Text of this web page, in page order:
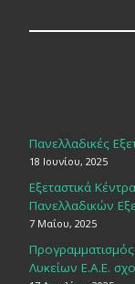
Πανελλαδικές
18 Ιουνίου, 2025
Εξεταστικά
Πανελλαδικών
7 Μαΐου, 2025
Λυκείων Ε.Α.Ε.